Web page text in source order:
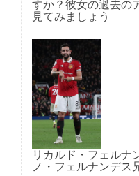
すか？彼女の過去の
見てみましょう
リカルド・フェルナ
ノ・フェルナンデス